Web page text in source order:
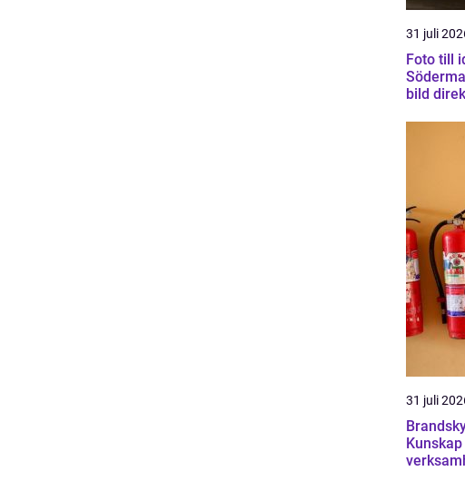
31 juli
Foto till
bild
31 juli